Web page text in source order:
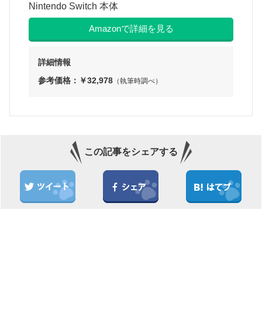
Nintendo Switch 本体
Amazonで詳細を見る
詳細情報
参考価格：￥32,978 （執筆時調べ）
この記事をシェアする